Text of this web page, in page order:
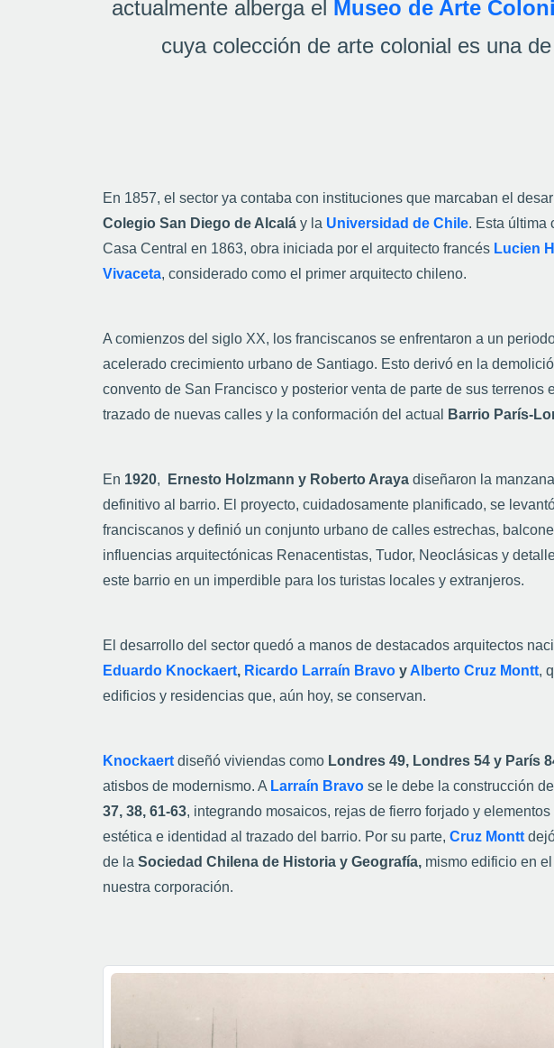
actualmente alberga el Museo de Arte
cuya colección de arte colonial es una
En 1857, el sector ya contaba con instituciones que marcaban el
Colegio San Diego de Alcalá y la Universidad de Chile. Esta última
Casa Central en 1863, obra iniciada por el arquitecto francés Lucien
Vivaceta, considerado como el primer arquitecto chileno.
A comienzos del siglo XX, los franciscanos se enfrentaron a un
acelerado crecimiento urbano de Santiago. Esto derivó en la
convento de San Francisco y posterior venta de parte de sus terrenos
trazado de nuevas calles y la conformación del actual
Barrio París-
En 1920, Ernesto Holzmann y Roberto Araya diseñaron la
definitivo al barrio. El proyecto, cuidadosamente planificado, se
franciscanos y definió un conjunto urbano de calles estrechas,
influencias arquitectónicas Renacentistas, Tudor, Neoclásicas y
este barrio en un imperdible para los turistas locales y extranjeros.
El desarrollo del sector quedó a manos de destacados arquitectos
Eduardo Knockaert, Ricardo Larraín Bravo y Alberto Cruz Montt,
edificios y residencias que, aún hoy, se conservan.
Knockaert diseñó viviendas como Londres 49, Londres 54 y París
atisbos de modernismo. A Larraín Bravo se le debe la construcción
37, 38, 61-63, integrando mosaicos, rejas de fierro forjado y
estética e identidad al trazado del barrio. Por su parte, Cruz Montt
de la Sociedad Chilena de Historia y Geografía, mismo edificio en
nuestra corporación.